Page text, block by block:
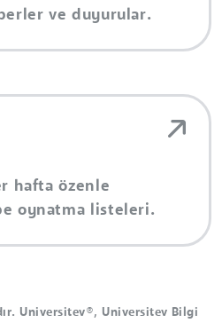
ve duyurular.
hafta özenle
oynatma listeleri.
Universitev®, Universitev Bilgi